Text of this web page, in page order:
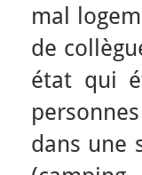
mal
de
état qui
dans une